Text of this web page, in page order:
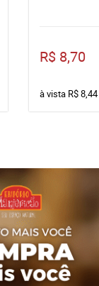
R$ 8,70
à vista R$ 8,44